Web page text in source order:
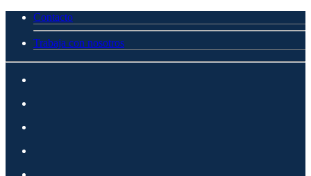
Contacto
Trabaja con nosotros